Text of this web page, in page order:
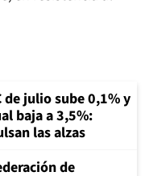
de julio sube 0,1% y
baja a 3,5%:
las alzas
de